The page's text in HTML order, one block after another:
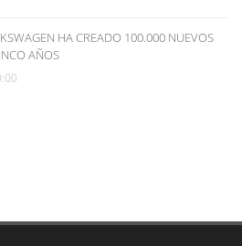
HA CREADO 100.000 NUEVOS
AÑOS